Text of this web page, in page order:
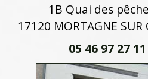
1B Quai des
17120 MORTAGNE SUR
05 46 97 27 11